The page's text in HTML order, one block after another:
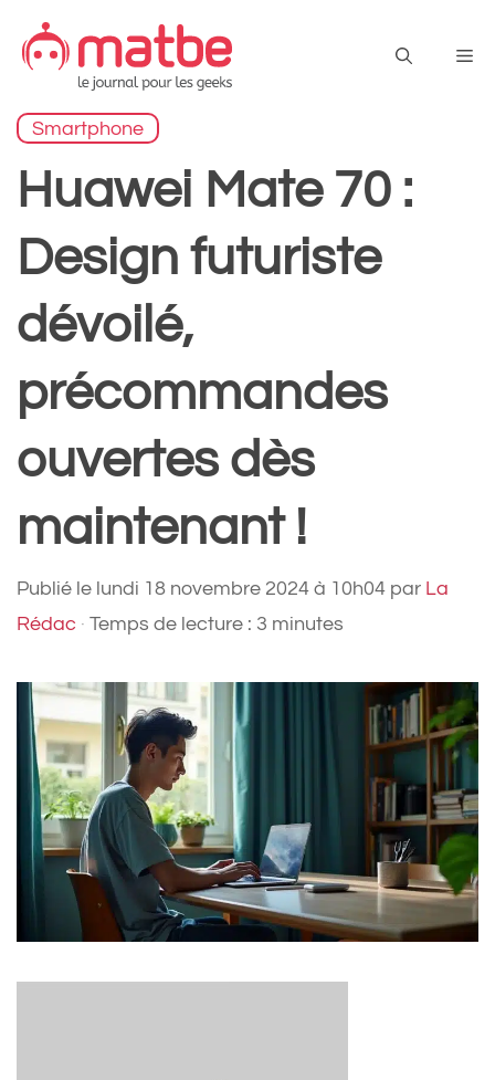
contenu
Smartphone
Huawei Mate 70 :
Design futuriste
dévoilé,
précommandes
ouvertes dès
maintenant !
Publié le lundi 18 novembre 2024 à 10h04 par La
Rédac · Temps de lecture : 3 minutes